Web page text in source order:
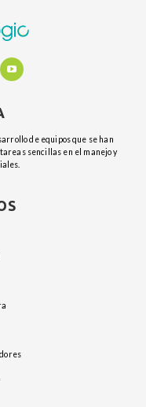
de equipos que se han
sencillas en el manejo y